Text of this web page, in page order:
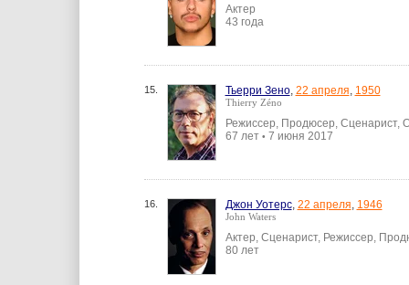
Актер
43 года
15. Тьерри Зено, 22 апреля, 1950
Thierry Zéno
Режиссер, Продюсер, Сценарист,
67 лет • 7 июня 2017
16. Джон Уотерс, 22 апреля, 1946
John Waters
Актер, Сценарист, Режиссер,
80 лет